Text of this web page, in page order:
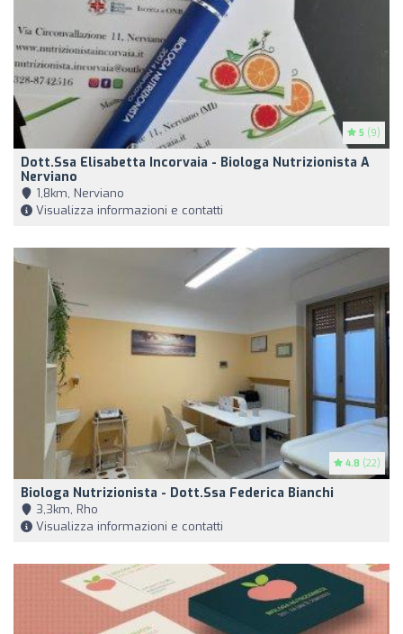
5 (9)
Dott.ssa Elisabetta Incorvaia - Biologa Nutrizionista A
Nerviano
1,8km, Nerviano
Visualizza informazioni e contatti
4.8 (22)
Biologa Nutrizionista - Dott.ssa Federica Bianchi
3,3km, Rho
Visualizza informazioni e contatti